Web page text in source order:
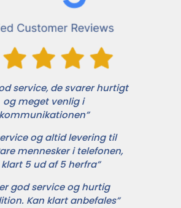
service, de svarer hurtigt
og meget venlig i
kommunikationen”
og altid levering til
mennesker i telefonen,
5 ud af 5 herfra”
god service og hurtig
Kan klart anbefales”